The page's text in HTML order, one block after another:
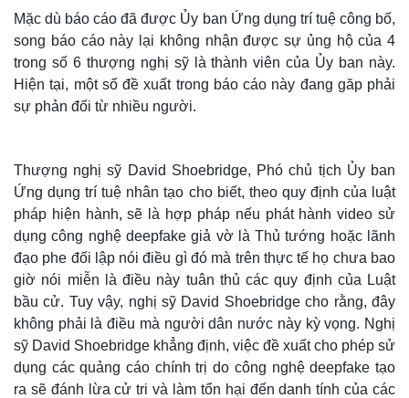
Thế giới
Quan sát
Cuộc sống đó đây
Multimedia
Video
Ảnh
Mặc dù báo cáo đã được Ủy ban Ứng dụng trí tuệ công bố,
song báo cáo này lại không nhận được sự ủng hộ của 4
trong số 6 thượng nghị sỹ là thành viên của Ủy ban này.
Hiện tại, một số đề xuất trong báo cáo này đang găp phải
sự phản đối từ nhiều người.
Thượng nghị sỹ David Shoebridge, Phó chủ tịch Ủy ban
Ứng dụng trí tuệ nhân tạo cho biết, theo quy định của luật
pháp hiện hành, sẽ là hợp pháp nếu phát hành video sử
dụng công nghệ deepfake giả vờ là Thủ tướng hoặc lãnh
đạo phe đối lập nói điều gì đó mà trên thực tế họ chưa bao
giờ nói miễn là điều này tuân thủ các quy định của Luật
bầu cử. Tuy vậy, nghị sỹ David Shoebridge cho rằng, đây
không phải là điều mà người dân nước này kỳ vọng. Nghị
sỹ David Shoebridge khẳng định, việc đề xuất cho phép sử
dụng các quảng cáo chính trị do công nghệ deepfake tạo
ra sẽ đánh lừa cử tri và làm tổn hại đến danh tính của các